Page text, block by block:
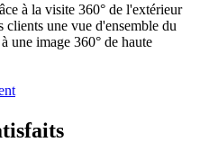
à la visite 360° de l'extérieur
une vue d'ensemble du
une image 360° de haute